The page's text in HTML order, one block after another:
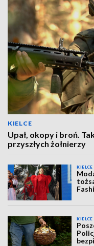
KIELCE
Upał, okopy i broń.
przyszłych żołnierzy
KIELCE
KIELCE